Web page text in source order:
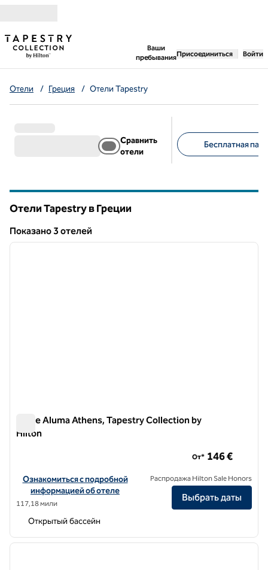
Ваши
пребывания
,открывается новая
Присоединиться Войти
Отели / Греция / Отели Tapestry
Сравнить
отели
Бесплатная
Отели Tapestry в Греции
Показанo 3 отелей
Показанo 3 отелей
1 из 12
Anise Aluma Athens, Tapestry Collection by
Hilton
Посмотреть информацию об отеле Anise Aluma Athens,
Ознакомиться с подробной
информацией об отеле
117,18 мили
От* 146 €
Распродажа Hilton Sale Honors
Выбрать даты
Открытый бассейн
1 из 12